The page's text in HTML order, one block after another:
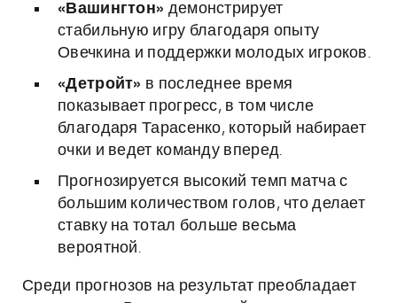
«Вашингтон» демонстрирует
стабильную игру благодаря опыту
Овечкина и поддержки молодых игроков.
«Детройт» в последнее время
показывает прогресс, в том числе
благодаря Тарасенко, который набирает
очки и ведет команду вперед.
Прогнозируется высокий темп матча с
большим количеством голов, что делает
ставку на тотал больше весьма
вероятной.
Среди прогнозов на результат преобладает